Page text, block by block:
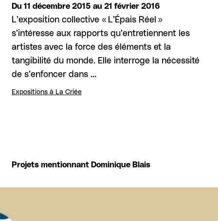
Du 11 décembre 2015 au 21 février 2016
L’exposition collective « L’Épais Réel »
s’intéresse aux rapports qu’entretiennent les
artistes avec la force des éléments et la
tangibilité du monde. Elle interroge la nécessité
de s’enfoncer dans …
Expositions à La Criée
Projets mentionnant Dominique Blais